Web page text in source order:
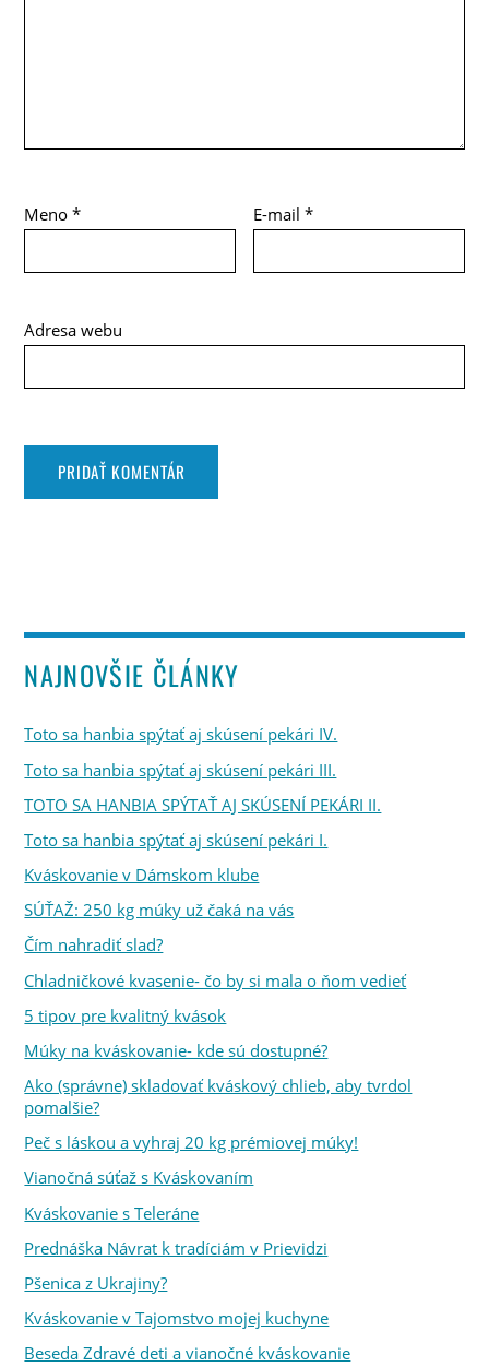
Meno* E-mail*
Adresa webu
NAJNOVŠIE ČLÁNKY
Toto sa hanbia spýtať aj skúsení pekári IV.
Toto sa hanbia spýtať aj skúsení pekári III.
TOTO SA HANBIA SPÝTAŤ AJ SKÚSENÍ PEKÁRI II.
Toto sa hanbia spýtať aj skúsení pekári I.
Kváskovanie v Dámskom klube
SÚŤAŽ: 250 kg múky už čaká na vás
Čím nahradiť slad?
Chladničkové kvasenie- čo by si mala o ňom vedieť
5 tipov pre kvalitný kvások
Múky na kváskovanie- kde sú dostupné?
Ako (správne) skladovať kváskový chlieb, aby tvrdol
pomalšie?
Peč s láskou a vyhraj 20 kg prémiovej múky!
Vianočná súťaž s Kváskovaním
Kváskovanie s Teleráne
Prednáška Návrat k tradíciám v Prievidzi
Pšenica z Ukrajiny?
Kváskovanie v Tajomstvo mojej kuchyne
Beseda Zdravé deti a vianočné kváskovanie